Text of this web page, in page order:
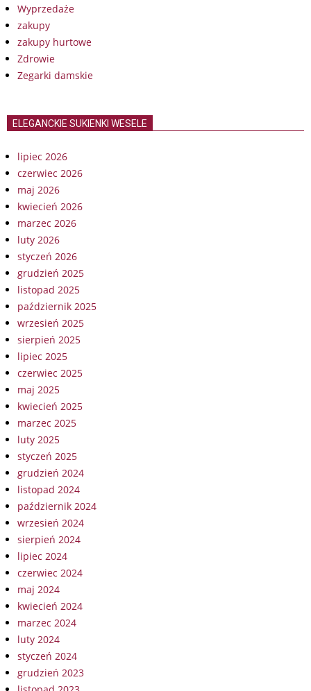
Wyprzedaże
zakupy
zakupy hurtowe
Zdrowie
Zegarki damskie
ELEGANCKIE SUKIENKI WESELE
lipiec 2026
czerwiec 2026
maj 2026
kwiecień 2026
marzec 2026
luty 2026
styczeń 2026
grudzień 2025
listopad 2025
październik 2025
wrzesień 2025
sierpień 2025
lipiec 2025
czerwiec 2025
maj 2025
kwiecień 2025
marzec 2025
luty 2025
styczeń 2025
grudzień 2024
listopad 2024
październik 2024
wrzesień 2024
sierpień 2024
lipiec 2024
czerwiec 2024
maj 2024
kwiecień 2024
marzec 2024
luty 2024
styczeń 2024
grudzień 2023